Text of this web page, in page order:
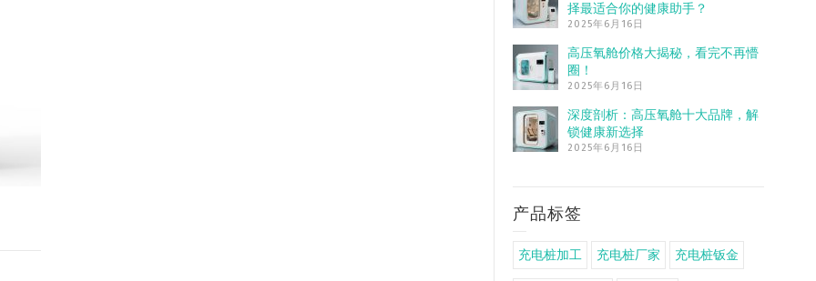
择最适合你的健康助手？
2025年6月16日
高压氧舱价格大揭秘，看完不再懵
圈！
2025年6月16日
深度剖析：高压氧舱十大品牌，解
锁健康新选择
2025年6月16日
产品标签
充电桩加工 充电桩厂家 充电桩钣金